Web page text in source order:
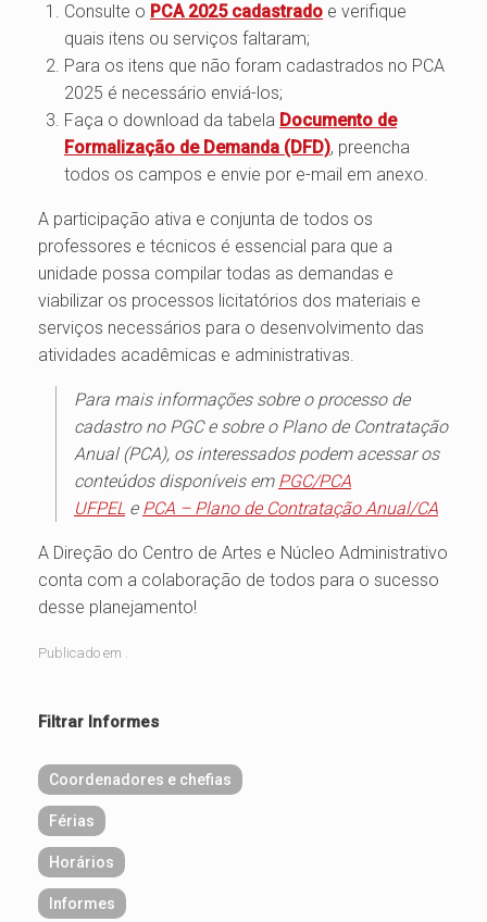
Consulte o PCA 2025 cadastrado e verifique
quais itens ou serviços faltaram;
Para os itens que não foram cadastrados no PCA
2025 é necessário enviá-los;
Faça o download da tabela Documento de
Formalização de Demanda (DFD), preencha
todos os campos e envie por e-mail em anexo.
A participação ativa e conjunta de todos os
professores e técnicos é essencial para que a
unidade possa compilar todas as demandas e
viabilizar os processos licitatórios dos materiais e
serviços necessários para o desenvolvimento das
atividades acadêmicas e administrativas.
Para mais informações sobre o processo de
cadastro no PGC e sobre o Plano de Contratação
Anual (PCA), os interessados podem acessar os
conteúdos disponíveis em PGC/PCA
UFPELe PCA – Plano de Contratação Anual/CA
A Direção do Centro de Artes e Núcleo Administrativo
conta com a colaboração de todos para o sucesso
desse planejamento!
Publicado em .
Filtrar Informes
Coordenadores e chefias
Férias
Horários
Informes